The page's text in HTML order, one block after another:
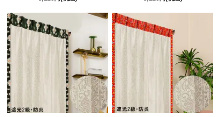
感・友情を象徴するスピリチュアルデザ
息災・高貴さを象徴するスピリチュアル